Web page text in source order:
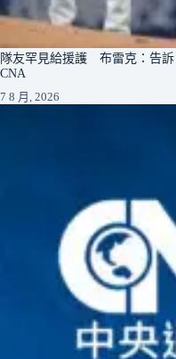
隊友罕見給援護 布雷克：告訴
CNA
7 8 月, 2026